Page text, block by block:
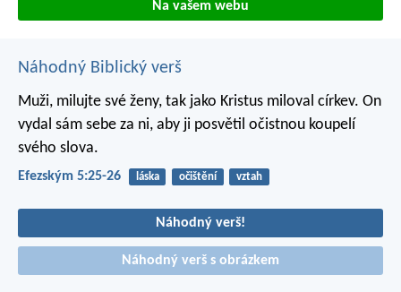
Na vašem webu
Náhodný Biblický verš
Muži, milujte své ženy, tak jako Kristus miloval církev. On
vydal sám sebe za ni, aby ji posvětil očistnou koupelí
svého slova.
Efezským 5:25-26 láska očištění vztah
Náhodný verš!
Náhodný verš s obrázkem